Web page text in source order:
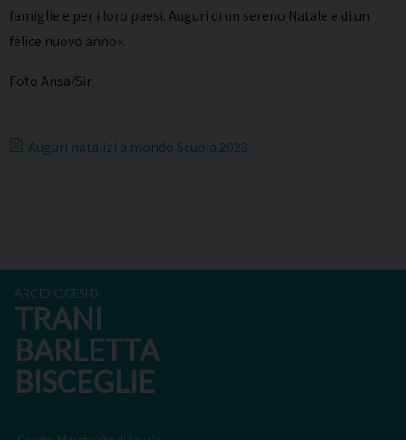
famiglie e per i loro paesi. Auguri di un sereno Natale e di un
felice nuovo anno».
Foto Ansa/Sir
Auguri natalizi a mondo Scuola 2023
ARCIDIOCESI DI
TRANI
BARLETTA
BISCEGLIE